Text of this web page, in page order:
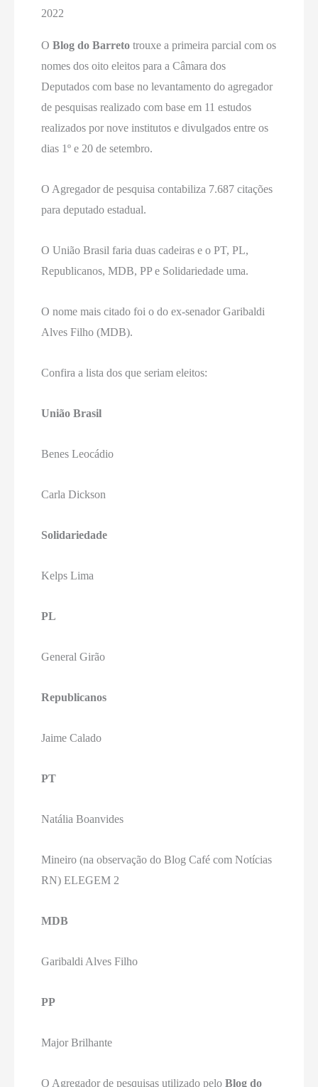
2022
OBlog do Barreto trouxe a primeira parcial com os
nomes dos oito eleitos para a Câmara dos
Deputados com base no levantamento do agregador
de pesquisas realizado com base em 11 estudos
realizados por nove institutos e divulgados entre os
dias 1º e 20 de setembro.
O Agregador de pesquisa contabiliza 7.687 citações
para deputado estadual.
O União Brasil faria duas cadeiras e o PT, PL,
Republicanos, MDB, PP e Solidariedade uma.
O nome mais citado foi o do ex-senador Garibaldi
Alves Filho (MDB).
Confira a lista dos que seriam eleitos:
União Brasil
Benes Leocádio
Carla Dickson
Solidariedade
Kelps Lima
PL
General Girão
Republicanos
Jaime Calado
PT
Natália Boanvides
Mineiro (na observação do Blog Café com Notícias
RN) ELEGEM 2
MDB
Garibaldi Alves Filho
PP
Major Brilhante
O Agregador de pesquisas utilizado peloBlog do